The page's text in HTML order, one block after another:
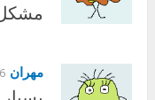
مهران 16